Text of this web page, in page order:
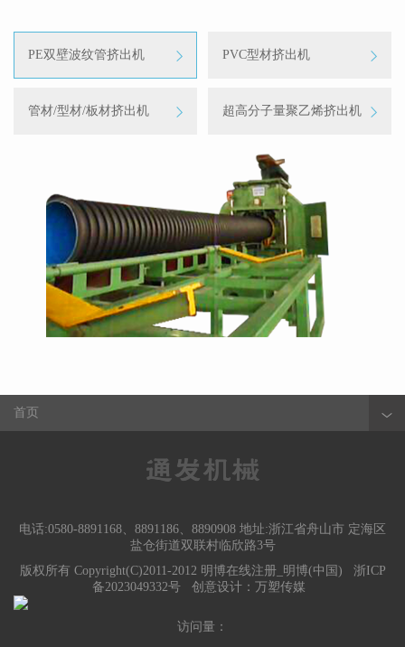
PE双壁波纹管挤出机 PVC型材挤出机
管材/型材/板材挤出机 超高分子量聚乙烯挤出机
电话:0580-8891168、8891186、8890908 地址:浙江省舟山市 定海区
盐仓街道双联村临欣路3号
版权所有 Copyright(C)2011-2012 明博在线注册_明博(中国) 浙ICP
备2023049332号 创意设计： 万塑传媒
访问量：
首页